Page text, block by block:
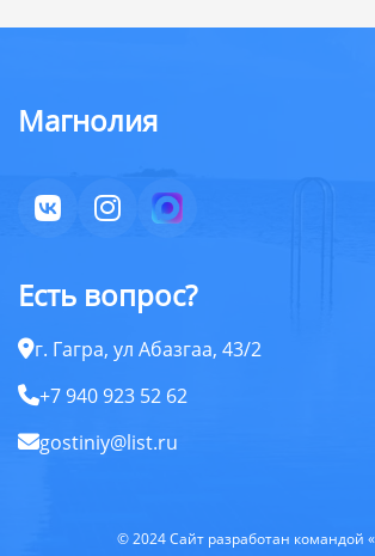
Магнолия
Есть вопрос?
г. Гагра, ул Абазгаа, 43/2
+7 940 923 52 62
gostiniy@list.ru
© 2024 Сайт разработан командой